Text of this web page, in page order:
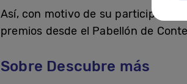
Así, con motivo de su participación
premios desde el Pabellón de
Sobre Descubre más